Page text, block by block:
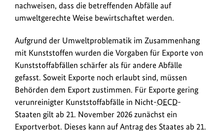
nachweisen, dass die betreffenden Abfälle auf
umweltgerechte Weise bewirtschaftet werden.
Aufgrund der Umweltproblematik im Zusammenhang
mit Kunststoffen wurden die Vorgaben für Exporte von
Kunststoffabfällen schärfer als für andere Abfälle
gefasst. Soweit Exporte noch erlaubt sind, müssen
Behörden dem Export zustimmen. Für Exporte gering
verunreinigter Kunststoffabfälle in Nicht-OECD-
Staaten gilt ab 21. November 2026 zunächst ein
Exportverbot. Dieses kann auf Antrag des Staates ab 21.